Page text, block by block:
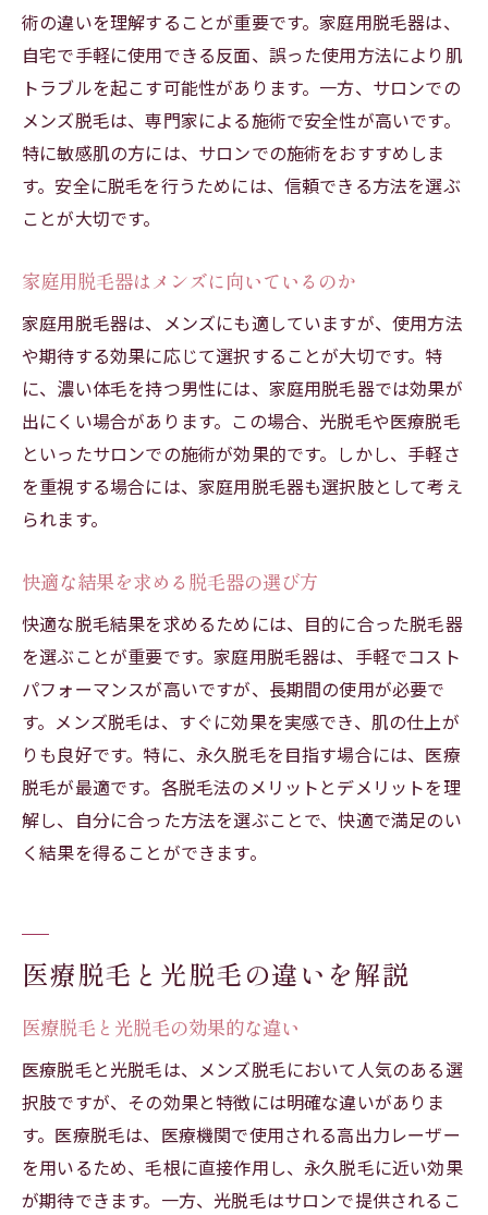
術の違いを理解することが重要です。家庭用脱毛器は、
自宅で手軽に使用できる反面、誤った使用方法により肌
トラブルを起こす可能性があります。一方、サロンでの
メンズ脱毛は、専門家による施術で安全性が高いです。
特に敏感肌の方には、サロンでの施術をおすすめしま
す。安全に脱毛を行うためには、信頼できる方法を選ぶ
ことが大切です。
家庭用脱毛器はメンズに向いているのか
家庭用脱毛器は、メンズにも適していますが、使用方法
や期待する効果に応じて選択することが大切です。特
に、濃い体毛を持つ男性には、家庭用脱毛器では効果が
出にくい場合があります。この場合、光脱毛や医療脱毛
といったサロンでの施術が効果的です。しかし、手軽さ
を重視する場合には、家庭用脱毛器も選択肢として考え
られます。
快適な結果を求める脱毛器の選び方
快適な脱毛結果を求めるためには、目的に合った脱毛器
を選ぶことが重要です。家庭用脱毛器は、手軽でコスト
パフォーマンスが高いですが、長期間の使用が必要で
す。メンズ脱毛は、すぐに効果を実感でき、肌の仕上が
りも良好です。特に、永久脱毛を目指す場合には、医療
脱毛が最適です。各脱毛法のメリットとデメリットを理
解し、自分に合った方法を選ぶことで、快適で満足のい
く結果を得ることができます。
医療脱毛と光脱毛の違いを解説
医療脱毛と光脱毛の効果的な違い
医療脱毛と光脱毛は、メンズ脱毛において人気のある選
択肢ですが、その効果と特徴には明確な違いがありま
す。医療脱毛は、医療機関で使用される高出力レーザー
を用いるため、毛根に直接作用し、永久脱毛に近い効果
が期待できます。一方、光脱毛はサロンで提供されるこ